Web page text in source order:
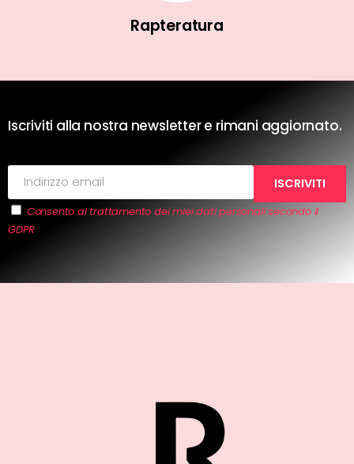
Rapteratura
Iscriviti alla nostra newsletter e rimani aggiornato.
Consento al trattamento dei miei dati personali secondo il
GDPR